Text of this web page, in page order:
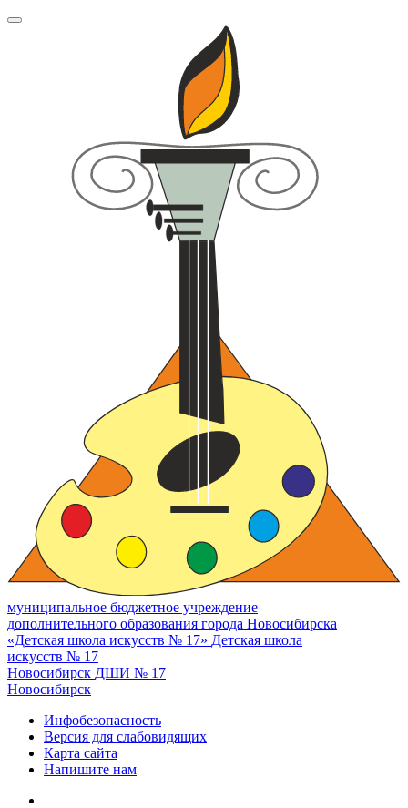
муниципальное бюджетное учреждение
дополнительного образования города Новосибирска
«Детская школа искусств № 17» Детская школа
искусств № 17
Новосибирск ДШИ № 17
Новосибирск
Инфобезопасность
Версия для слабовидящих
Карта сайта
Напишите нам